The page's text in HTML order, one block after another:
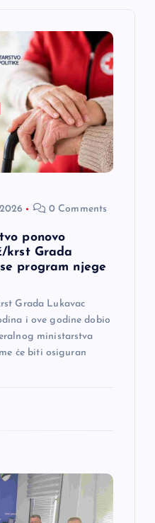
0 Comments
ponovo
krst Grada
program njege
Grada Lukavac
i ove godine dobio
ministarstva
će biti osiguran